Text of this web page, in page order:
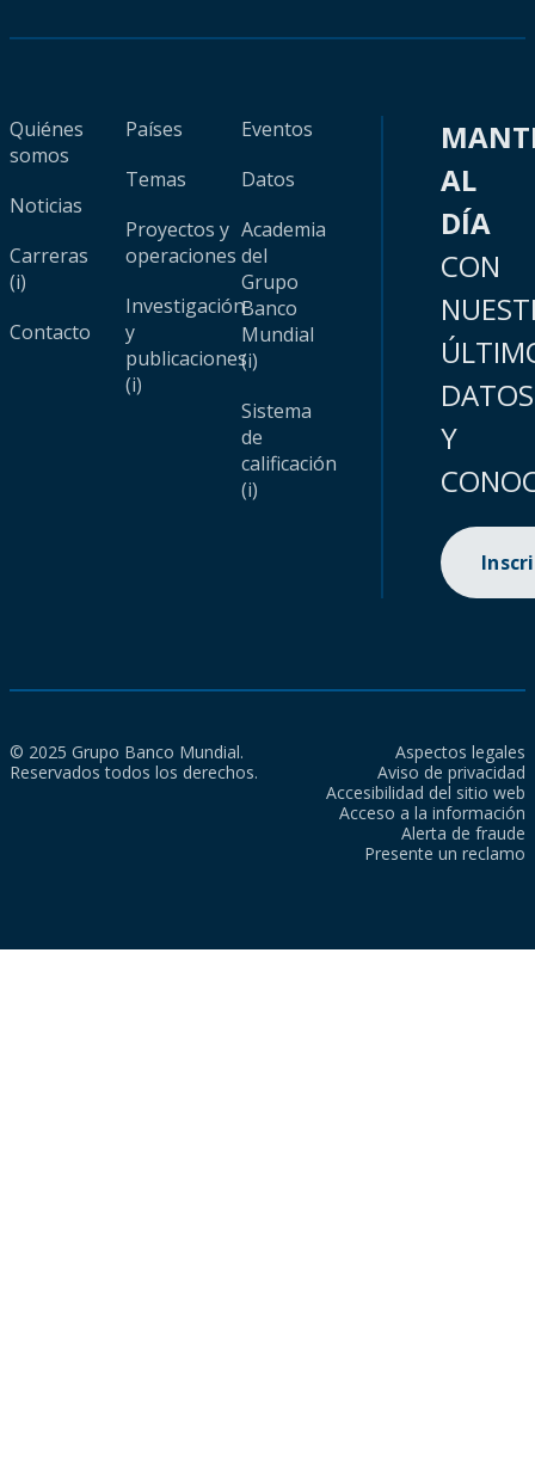
Quiénes
somos
Noticias
Carreras
(i)
Contacto
Países
Temas
Proyectos y
operaciones
Investigación
y
publicaciones
(i)
Eventos
Datos
Academia
del
Grupo
Banco
Mundial
(i)
Sistema
de
calificación
(i)
AL
DÍA
CON
DATOS
Y
© 2025 Grupo Banco Mundial.
Reservados todos los derechos.
Aspectos legales
Aviso de privacidad
Accesibilidad del sitio web
Acceso a la información
Alerta de fraude
Presente un reclamo